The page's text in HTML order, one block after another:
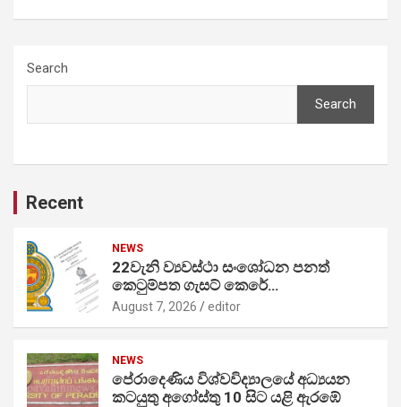
Search
Search
Recent
NEWS
22වැනි ව්‍යවස්ථා සංශෝධන පනත්
කෙටුම්පත ගැසට් කෙරේ…
August 7, 2026 editor
NEWS
පේරාදෙණිය විශ්වවිද්‍යාලයේ අධ්‍යයන
කටයුතු අගෝස්තු 10 සිට යළි ඇරඹේ